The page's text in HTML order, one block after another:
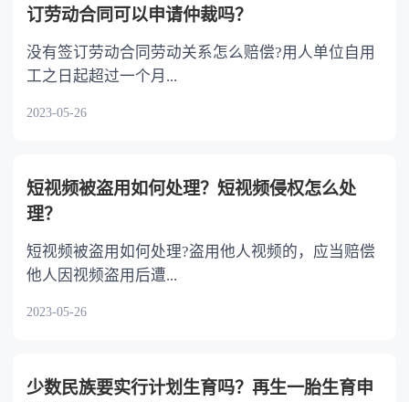
订劳动合同可以申请仲裁吗？
没有签订劳动合同劳动关系怎么赔偿?用人单位自用
工之日起超过一个月...
2023-05-26
短视频被盗用如何处理？短视频侵权怎么处
理？
短视频被盗用如何处理?盗用他人视频的，应当赔偿
他人因视频盗用后遭...
2023-05-26
少数民族要实行计划生育吗？再生一胎生育申